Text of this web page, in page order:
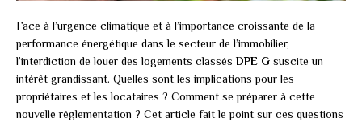
Face à l’urgence climatique et à l’importance croissante de la
performance énergétique dans le secteur de l’immobilier,
l’interdiction de louer des logements classés DPE G suscite un
intérêt grandissant. Quelles sont les implications pour les
propriétaires et les locataires ? Comment se préparer à cette
nouvelle réglementation ? Cet article fait le point sur ces questions